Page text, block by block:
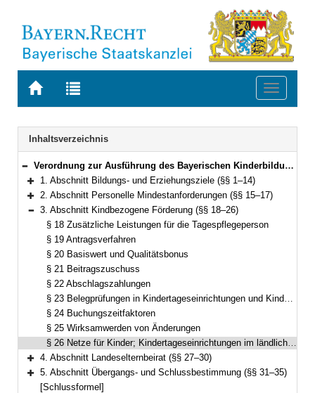
Zur
BAYERN.RECHT
Zur
letzten
Suche
Toggle
Navigation
Inhaltsverzeichnis
Bereich reduzieren
Verordnung zur Ausführung des Bayerischen Kinderbildungs- und -betreuungsgesetzes (Kinderbildungsverordnung – AVBayKiBiG) Vom 5. Dezember 2005 (GVBl. S. 633) BayRS 2231-1-1-A (§§ 1–35)
Bereich erweitern
1. Abschnitt Bildungs- und Erziehungsziele (§§ 1–14)
Bereich erweitern
2. Abschnitt Personelle Mindestanforderungen (§§ 15–17)
Bereich reduzieren
3. Abschnitt Kindbezogene Förderung (§§ 18–26)
§ 18 Zusätzliche Leistungen für die Tagespflegeperson
§ 19 Antragsverfahren
§ 20 Basiswert und Qualitätsbonus
§ 21 Beitragszuschuss
§ 22 Abschlagszahlungen
§ 23 Belegprüfungen in Kindertageseinrichtungen und Kindertagespflege; Rücknahme-, Widerrufs- und Vollstreckungsverfahren
§ 24 Buchungszeitfaktoren
§ 25 Wirksamwerden von Änderungen
§ 26 Netze für Kinder; Kindertageseinrichtungen im ländlichen Raum
Bereich erweitern
4. Abschnitt Landeselternbeirat (§§ 27–30)
Bereich erweitern
5. Abschnitt Übergangs- und Schlussbestimmung (§§ 31–35)
[Schlussformel]